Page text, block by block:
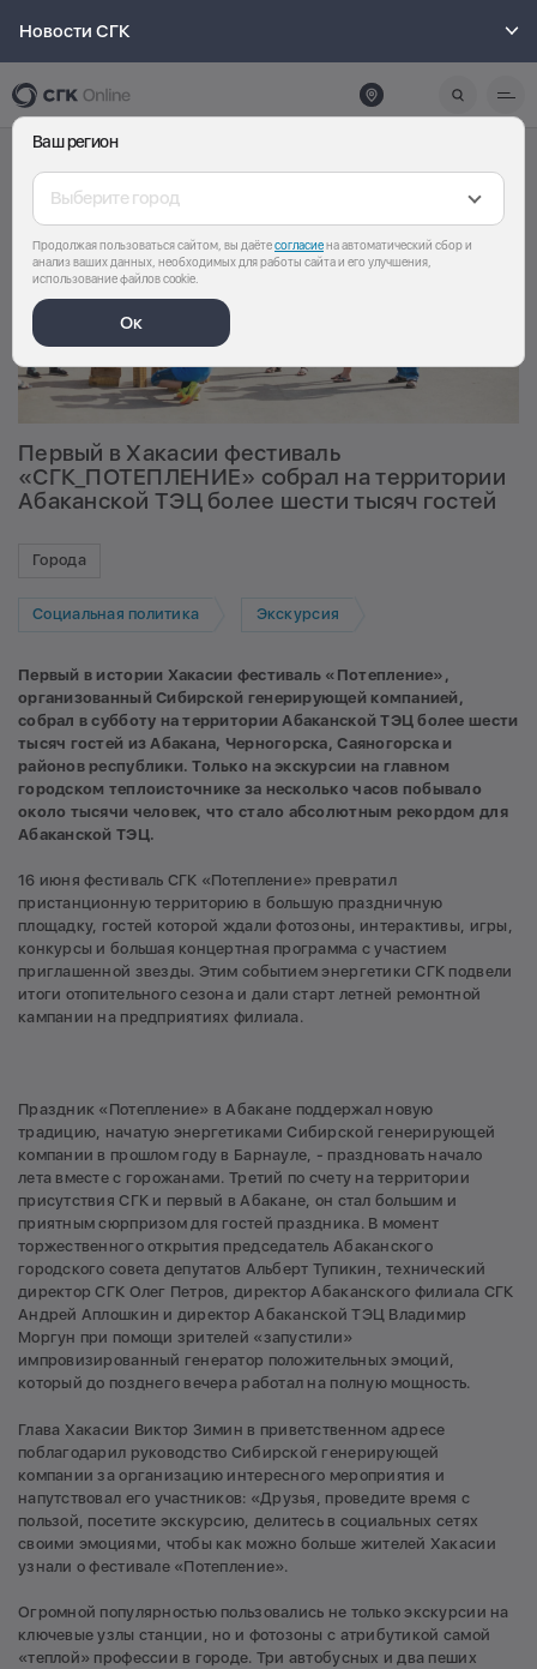
Новости СГК
Ваш регион
Выберите город
Продолжая пользоваться сайтом, вы даётесогласиена автоматический сбор и
анализ ваших данных, необходимых для работы сайта и его улучшения,
использование файлов cookie.
Ок
Первый в Хакасии фестиваль
«СГК_ПОТЕПЛЕНИЕ» собрал на территории
Абаканской ТЭЦ более шести тысяч гостей
Города
Социальная политика Экскурсия
Первый в истории Хакасии фестиваль «Потепление»,
организованный Сибирской генерирующей компанией,
собрал в субботу на территории Абаканской ТЭЦ более шести
тысяч гостей из Абакана, Черногорска, Саяногорска и
районов республики. Только на экскурсии на главном
городском теплоисточнике за несколько часов побывало
около тысячи человек, что стало абсолютным рекордом для
Абаканской ТЭЦ.
16 июня фестиваль СГК «Потепление» превратил
пристанционную территорию в большую праздничную
площадку, гостей которой ждали фотозоны, интерактивы, игры,
конкурсы и большая концертная программа с участием
приглашенной звезды. Этим событием энергетики СГК подвели
итоги отопительного сезона и дали старт летней ремонтной
кампании на предприятиях филиала.
Праздник «Потепление» в Абакане поддержал новую
традицию, начатую энергетиками Сибирской генерирующей
компании в прошлом году в Барнауле, - праздновать начало
лета вместе с горожанами. Третий по счету на территории
присутствия СГК и первый в Абакане, он стал большим и
приятным сюрпризом для гостей праздника. В момент
торжественного открытия председатель Абаканского
городского совета депутатов Альберт Тупикин, технический
директор СГК Олег Петров, директор Абаканского филиала СГК
Андрей Аплошкин и директор Абаканской ТЭЦ Владимир
Моргун при помощи зрителей «запустили»
импровизированный генератор положительных эмоций,
который до позднего вечера работал на полную мощность.
Глава Хакасии Виктор Зимин в приветственном адресе
поблагодарил руководство Сибирской генерирующей
компании за организацию интересного мероприятия и
напутствовал его участников: «Друзья, проведите время с
пользой, посетите экскурсию, делитесь в социальных сетях
своими эмоциями, чтобы как можно больше жителей Хакасии
узнали о фестивале «Потепление».
Огромной популярностью пользовались не только экскурсии на
ключевые узлы станции, но и фотозоны с атрибутикой самой
«теплой» профессии в городе. Три автобусных и два пеших